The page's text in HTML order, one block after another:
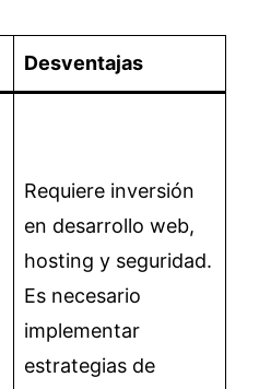
Desventajas
Requiere inversión
en desarrollo web,
hosting y seguridad.
Es necesario
implementar
estrategias de